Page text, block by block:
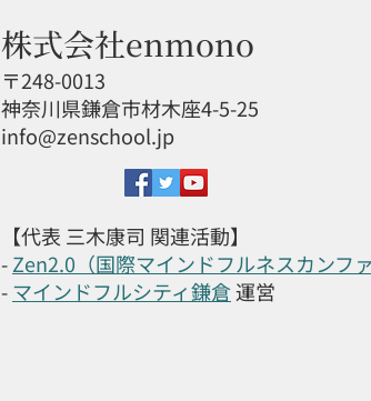
株式会社enmono
〒248-0013
神奈川県鎌倉市材木座4-5-25
info@zenschool.jp
【代表 三木康司 関連活動】
-Zen2.0（国際マインドフルネスカンファ
-マインドフルシティ鎌倉運営